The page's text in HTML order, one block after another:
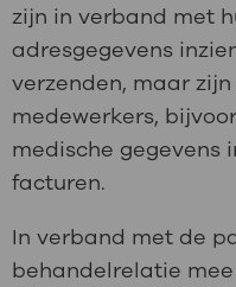
zijn in verband met
adresgegevens
verzenden, maar
medewerkers,
medische gegevens
facturen.
In verband met de
behandelrelatie